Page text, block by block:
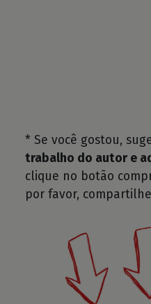
* Se você gostou,
trabalho do autor e
clique no botão
por favor,